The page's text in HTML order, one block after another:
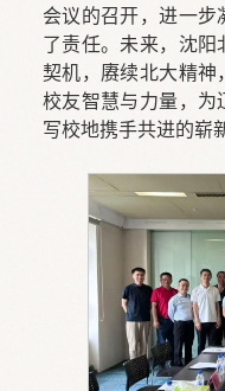
会议的召开，进一步
了责任。未来，沈阳
契机，赓续北大精神
校友智慧与力量，为
写校地携手共进的崭